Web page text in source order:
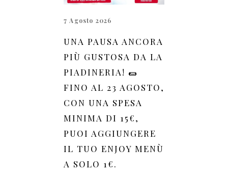
7 Agosto 2026
UNA PAUSA ANCORA
PIÙ GUSTOSA DA LA
PIADINERIA! 🌯
FINO AL 23 AGOSTO,
CON UNA SPESA
MINIMA DI 15€,
PUOI AGGIUNGERE
IL TUO ENJOY MENÙ
A SOLO 1€.